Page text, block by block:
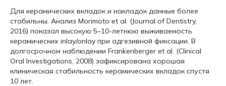
Для керамических вкладок и накладок данные более
стабильны. Анализ Morimoto et al. (Journal of Dentistry,
2016) показал высокую 5–10-летнюю выживаемость
керамических inlay/onlay при адгезивной фиксации. В
долгосрочном наблюдении Frankenberger et al. (Clinical
Oral Investigations, 2008) зафиксирована хорошая
клиническая стабильность керамических вкладок спустя
10 лет.